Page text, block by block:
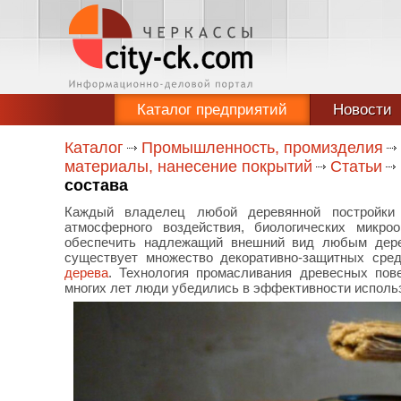
Каталог предприятий Новости
Каталог
Промышленность, промизделия
материалы, нанесение покрытий
Статьи
состава
Каждый владелец любой деревянной
атмосферного воздействия, биологических
обеспечить надлежащий внешний вид любым
существует множество декоративно-защитных
дерева. Технология промасливания древесных
многих лет люди убедились в эффективности